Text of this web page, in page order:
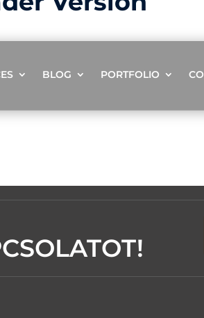
BLOG PORTFOLIO